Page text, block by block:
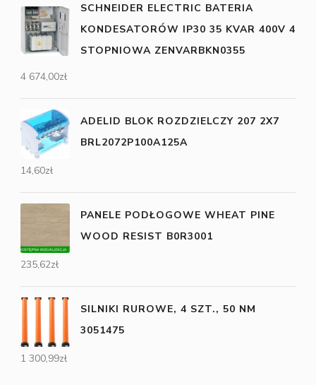
SCHNEIDER ELECTRIC BATERIA
KONDESATORÓW IP30 35 KVAR 400V 4
STOPNIOWA ZENVARBKN0355
4 674,00zł
ADELID BLOK ROZDZIELCZY 207 2X7
BRL2072P100A125A
14,60zł
PANELE PODŁOGOWE WHEAT PINE
WOOD RESIST B0R3001
235,62zł
SILNIKI RUROWE, 4 SZT., 50 NM
3051475
1 300,99zł